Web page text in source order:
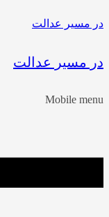
در مسیر عدالت
در مسیر عدالت
Mobile menu